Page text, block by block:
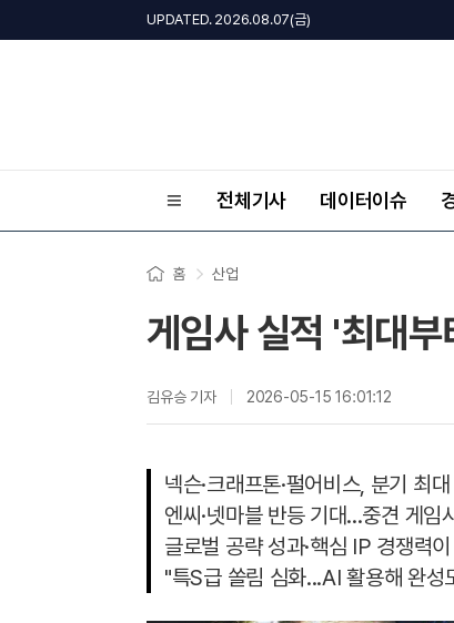
UPDATED. 2026.08.07(금)
전체기사 데이터이슈
홈 산업
게임사 실적 '최대
김유승 기자 2026-05-15 16:01:12
넥슨·크래프톤·펄어비스, 분기 최
엔씨·넷마블 반등 기대...중견 게임
글로벌 공략 성과·핵심 IP 경쟁력
"특S급 쏠림 심화...AI 활용해 완성